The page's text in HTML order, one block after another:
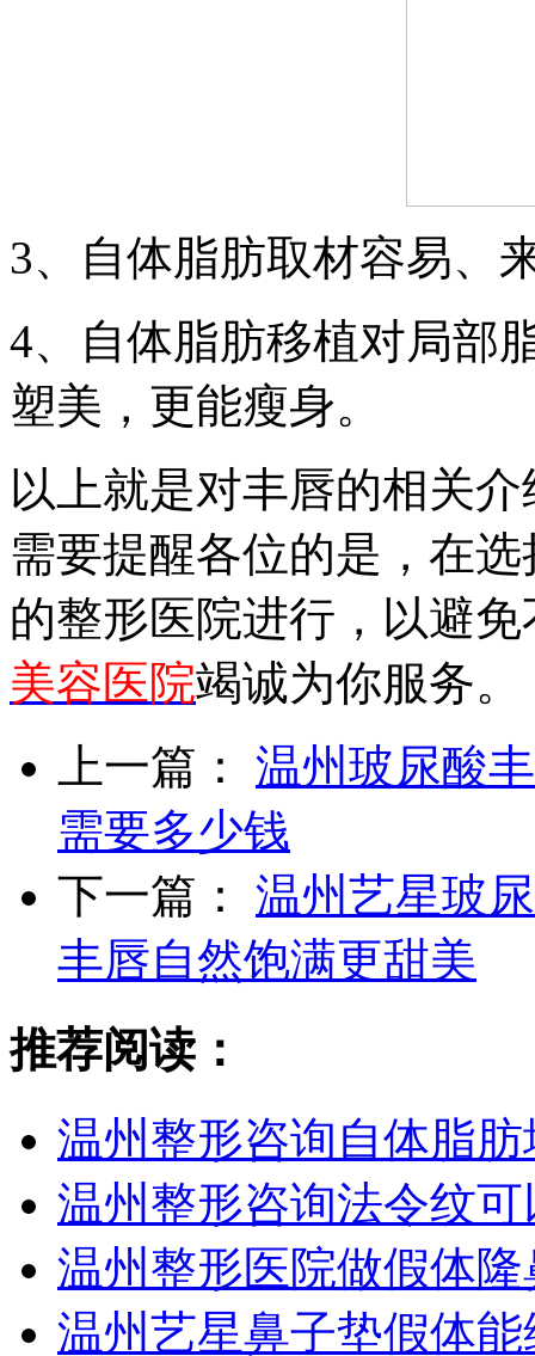
3、自体脂肪取材容易、
4、自体脂肪移植对局部
塑美，更能瘦身。
以上就是对丰唇的相关
需要提醒各位的是，在
的整形医院进行，以避
美容医院竭诚为你服务。
上一篇：
温州玻尿酸
需要多少钱
下一篇：
温州艺星玻
丰唇自然饱满更甜美
推荐阅读：
温州整形咨询自体脂
温州整形咨询法令纹
温州整形医院做假体
温州艺星鼻子垫假体